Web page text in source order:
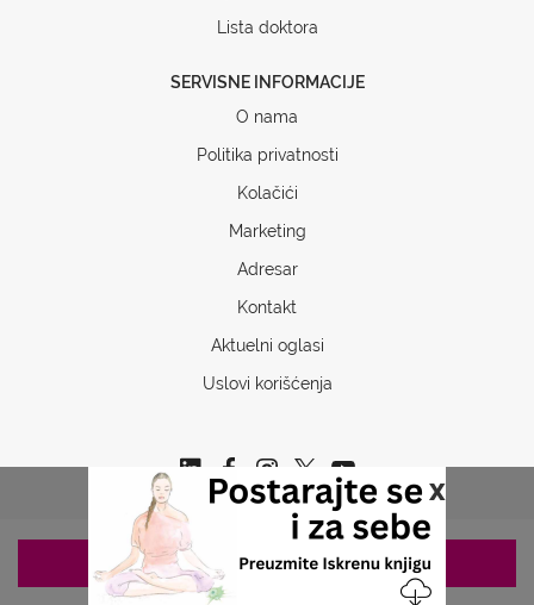
x
Lista doktora
SERVISNE INFORMACIJE
O nama
Politika privatnosti
Kolačići
Marketing
Adresar
Kontakt
Aktuelni oglasi
Uslovi korišćenja
Copyrights © 2026 Sva prava www.stetoskop.info
ZAKAZIVANJE 063/687-460